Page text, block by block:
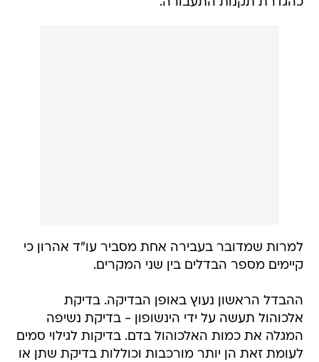
למרות שמדובר בעבירה אחת מסביר עו"ד אהרון כי
קיימים מספר הבדלים בין שני המקרים.
ההבדל הראשון נעוץ באופן הבדיקה. בדיקת
אלכוהול תעשה על ידי הינשופון - בדיקת נשיפה
המגלה את כמות האלכוהול בדם. בדיקות לגילוי סמים
לעומת זאת הן יותר מורכבות וכוללות בדיקת שתן או